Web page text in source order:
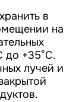
в
на
до +35°С.
лучей и